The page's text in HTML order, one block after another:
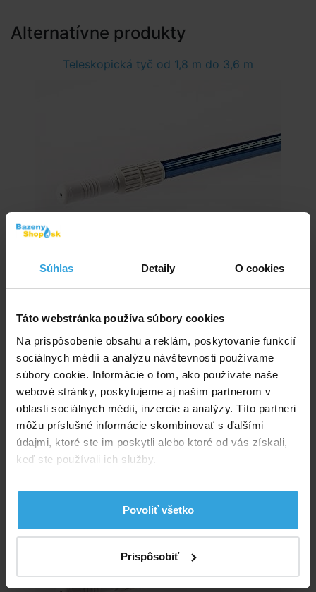
Súhlas Detaily O cookies
Táto webstránka používa súbory cookies
Na prispôsobenie obsahu a reklám, poskytovanie funkcií
sociálnych médií a analýzu návštevnosti používame
súbory cookie. Informácie o tom, ako používate naše
webové stránky, poskytujeme aj našim partnerom v
oblasti sociálnych médií, inzercie a analýzy. Títo partneri
môžu príslušné informácie skombinovať s ďalšími
údajmi, ktoré ste im poskytli alebo ktoré od vás získali,
keď ste používali ich služby.
Povoliť všetko
Prispôsobiť
Alternatívne produkty
Teleskopická tyč od 1,8 m do 3,6 m
m do 3,6 m.
Skladom > 50 ks
v stredu u vás
28,33 EUR
do košíka
Teleskopická tyč od 1,2 m do 3,6 m